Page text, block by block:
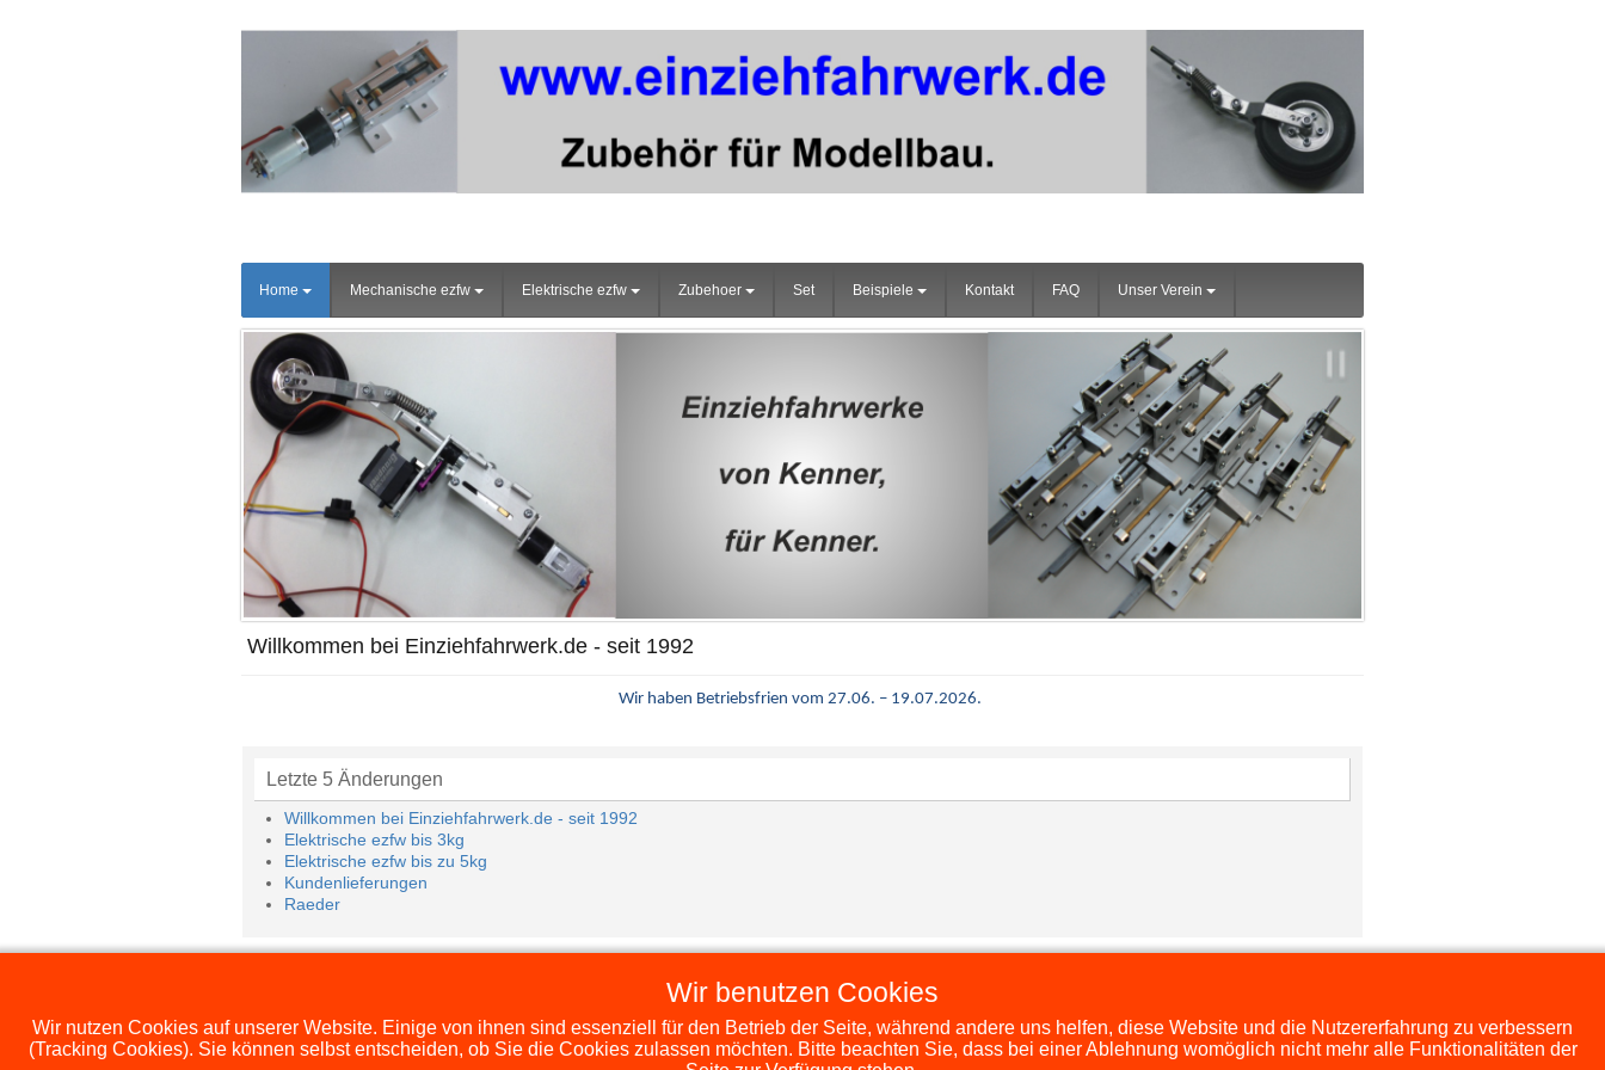
Home Mechanische ezfw Elektrische ezfw Zubehoer Set Beispiele Kontakt FAQ Unser Verein
Willkommen bei Einziehfahrwerk.de - seit 1992
Wir haben Betriebsfrien vom 27.06. – 19.07.2026.
Letzte 5 Änderungen
Willkommen bei Einziehfahrwerk.de - seit 1992
Elektrische ezfw bis 3kg
Elektrische ezfw bis zu 5kg
Kundenlieferungen
Raeder
Copyright (c) 2016. Zubehör für Modellbau
Wir benutzen Cookies
Wir nutzen Cookies auf unserer Website. Einige von ihnen sind essenziell für den Betrieb der Seite, während andere uns helfen, diese Website und die Nutzererfahrung zu verbessern
(Tracking Cookies). Sie können selbst entscheiden, ob Sie die Cookies zulassen möchten. Bitte beachten Sie, dass bei einer Ablehnung womöglich nicht mehr alle Funktionalitäten der